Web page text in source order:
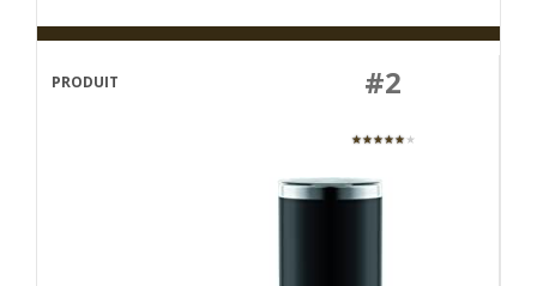
#2
★★★★★★